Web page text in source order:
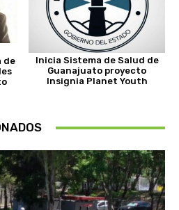
de
Inicia Sistema de Salud de
Guanajuato proyecto
Insignia Planet Youth